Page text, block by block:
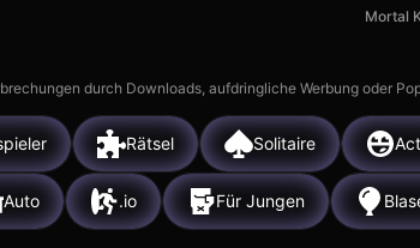
Mortal
durch Downloads, aufdringliche Werbung oder
Rätsel Solitaire
Auto .io Für Jungen